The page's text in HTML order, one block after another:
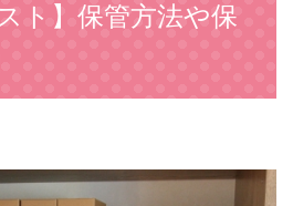
ト】保管方法や保